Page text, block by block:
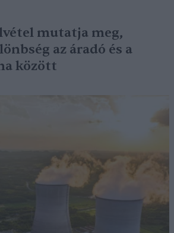
mutatja meg,
az áradó és a
között